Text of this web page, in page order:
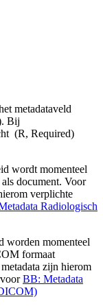
metadataveld
Bij
(R, Required)
wordt momenteel
document. Voor
verplichte
Radiologisch
worden momenteel
formaat
zijn hierom
BB: Metadata